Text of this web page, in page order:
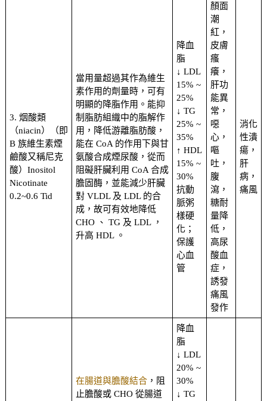
3. 烟酸類
（niacin）（即
B 族維生素煙
鹼酸又稱尼克
酸）Inositol
Nicotinate
0.2~0.6 Tid
當用量超過其作為維生
素作用的劑量時，可有
明顯的降脂作用。能抑
制脂肪組織中的脂解作
用，降低游離脂肪酸，
能在 CoA 的作用下與甘
氨酸合成煙尿酸，從而
阻礙肝臟利用 CoA 合成
膽固酶，並能減少肝臟
對 VLDL 及 LDL 的合
成，故可有效地降低
CHO 、 TG 及 LDL ，
升高 HDL 。
降血
脂
↓ LDL
15% ~
25%
↓ TG
25% ~
35%
↑ HDL
15% ~
30%
抗動
脈粥
樣硬
化；
保護
心血
管
顏面
潮
紅，
皮膚
瘙
癢，
肝功
能異
常，
噁
心，
嘔
吐，
腹
瀉，
糖耐
量降
低，
高尿
酸血
症，
誘發
痛風
發作
消化
性潰
瘍，
肝
病，
痛風
在腸道與膽酸結合，阻
止膽酸或 CHO 從腸道
降血
脂
↓ LDL
20% ~
30%
↓ TG